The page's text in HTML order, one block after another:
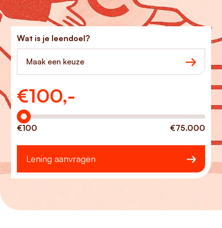
Wat is je leendoel?
Maak een keuze
€100,-
Hoeveel wilt u lenen?
€100 €75.000
Lening aanvragen